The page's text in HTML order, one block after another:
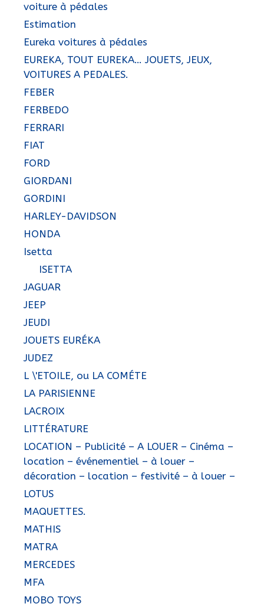
voiture à pédales
Estimation
Eureka voitures à pédales
EUREKA, TOUT EUREKA… JOUETS, JEUX,
VOITURES A PEDALES.
FEBER
FERBEDO
FERRARI
FIAT
FORD
GIORDANI
GORDINI
HARLEY-DAVIDSON
HONDA
Isetta
ISETTA
JAGUAR
JEEP
JEUDI
JOUETS EURÉKA
JUDEZ
L \'ETOILE, ou LA COMÉTE
LA PARISIENNE
LACROIX
LITTÉRATURE
LOCATION – Publicité – A LOUER – Cinéma –
location – événementiel – à louer –
décoration – location – festivité – à louer –
LOTUS
MAQUETTES.
MATHIS
MATRA
MERCEDES
MFA
MOBO TOYS